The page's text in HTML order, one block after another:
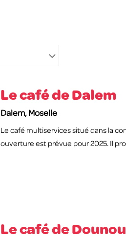
Le café de Dalem
Le café multiservices situé dans la
ouverture est prévue pour 2025. Il
Dalem, Moselle
Le café de